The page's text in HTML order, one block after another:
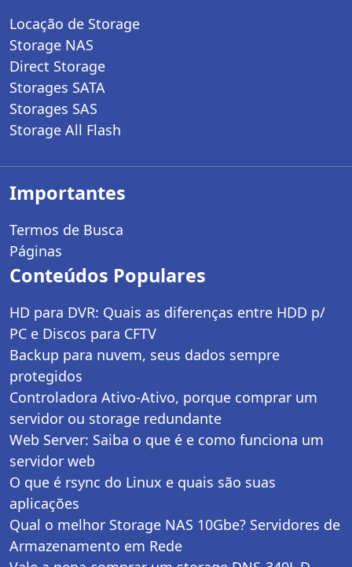
Locação de Storage
Storage NAS
Direct Storage
Storages SATA
Storages SAS
Storage All Flash
Importantes
Termos de Busca
Páginas
Conteúdos Populares
HD para DVR: Quais as diferenças entre HDD p/
PC e Discos para CFTV
Backup para nuvem, seus dados sempre
protegidos
Controladora Ativo-Ativo, porque comprar um
servidor ou storage redundante
Web Server: Saiba o que é e como funciona um
servidor web
O que é rsync do Linux e quais são suas
aplicações
Qual o melhor Storage NAS 10Gbe? Servidores de
Armazenamento em Rede